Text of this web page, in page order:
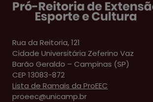
Rua da Reitoria, 121
Cidade Universitária Zeferino Vaz
Barão Geraldo – Campinas (SP)
CEP 13083-872
Lista de Ramais da ProEEC
proeec@unicamp.br